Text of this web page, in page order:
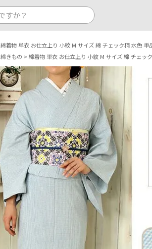
綿着物 単衣 お仕立上り 小紋 M サイズ 綿 チェック柄 水色
綿きもの 綿着物 単衣 お仕立上り 小紋 M サイズ 綿 チェッ